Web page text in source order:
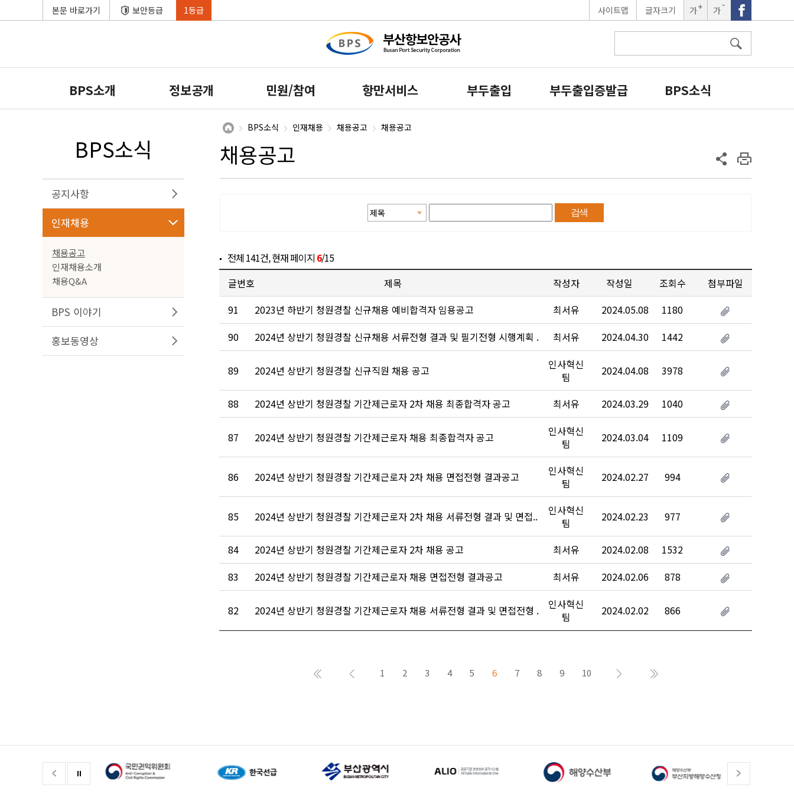
본문 바로가기 보안등급 1등급 사이트맵 글자크기
가
글자크
가
글자크
BPS소개 정보공개 민원/참여 항만서비스 부두출입 부두출입증발급 BPS소식
BPS소식
공지사항
인재채용
채용공고
인재채용소개
채용Q&A
BPS 이야기
홍보동영상
채용공고
BPS소식 인재채용 채용공고 채용공고
전체 141건, 현재 페이지 6/15
글번호
제목 작성자 작성일 조회수
첨부파일
91
2023년 하반기 청원경찰 신규채용 예비합격자 임용공고 최서유 2024.05.08
1180
90
2024년 상반기 청원경찰 신규채용 서류전형 결과 및 필기전형 시행계획 .. 최서유 2024.04.30 1442
89 2024년 상반기 청원경찰 신규직원 채용 공고
인사혁신
팀
2024.04.08 3978
88 2024년 상반기 청원경찰 기간제근로자 2차 채용 최종합격자 공고 최서유 2024.03.29 1040
87 2024년 상반기 청원경찰 기간제근로자 채용 최종합격자 공고
인사혁신
팀
2024.03.04 1109
86 2024년 상반기 청원경찰 기간제근로자 2차 채용 면접전형 결과공고
인사혁신
팀
2024.02.27 994
85 2024년 상반기 청원경찰 기간제근로자 2차 채용 서류전형 결과 및 면접..
인사혁신
팀
2024.02.23 977
84 2024년 상반기 청원경찰 기간제근로자 2차 채용 공고 최서유 2024.02.08
1532
83
2024년 상반기 청원경찰 기간제근로자 채용 면접전형 결과공고 최서유 2024.02.06 878
82 2024년 상반기 청원경찰 기간제근로자 채용 서류전형 결과 및 면접전형 ..
인사혁신
팀
2024.02.02 866
1 2 3 4 5 6 7 8 9 10